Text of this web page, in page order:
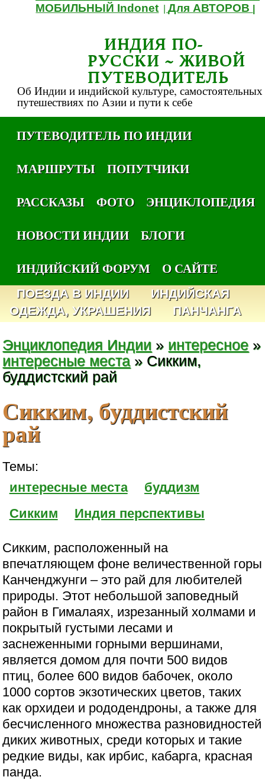
МОБИЛЬНЫЙ Indonet |Для АВТОРОВ
ИНДИЯ ПО-
РУССКИ ~ ЖИВОЙ
ПУТЕВОДИТЕЛЬ
Об Индии и индийской культуре, самостоятельных
путешествиях по Азии и пути к себе
ПУТЕВОДИТЕЛЬ ПО ИНДИИ
МАРШРУТЫ
ПОПУТЧИКИ
РАССКАЗЫ
ФОТО
ЭНЦИКЛОПЕДИЯ
НОВОСТИ ИНДИИ
БЛОГИ
ИНДИЙСКИЙ ФОРУМ
О САЙТЕ
ПОЕЗДА В ИНДИИ
ИНДИЙСКАЯ
ОДЕЖДА, УКРАШЕНИЯ
ПАНЧАНГА
Энциклопедия Индии » интересное »
интересные места » Сикким,
буддистский рай
Сикким, буддистский
рай
Темы:
интересные места
буддизм
Сикким
Индия перспективы
Сикким, расположенный на
впечатляющем фоне величественной горы
Канченджунги – это рай для любителей
природы. Этот небольшой заповедный
район в Гималаях, изрезанный холмами и
покрытый густыми лесами и
заснеженными горными вершинами,
является домом для почти 500 видов
птиц, более 600 видов бабочек, около
1000 сортов экзотических цветов, таких
как орхидеи и рододендроны, а также для
бесчисленного множества разновидностей
диких животных, среди которых и такие
редкие виды, как ирбис, кабарга, красная
панда.